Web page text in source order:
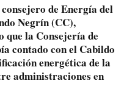
de Energía del
Negrín (CC),
que la Consejería de
contado con el Cabildo
energética de la
administraciones en